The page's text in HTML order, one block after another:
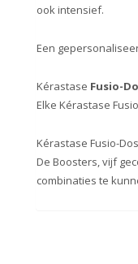
ook intensief.
Een
Kérastase Fusio-
Elke Kérastase
Kérastase Fusio-
De Boosters, vijf
combinaties te